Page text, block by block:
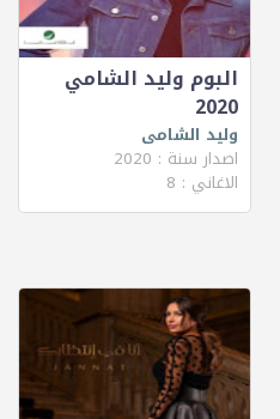
البوم وليد الشامي
2020
وليد الشامى
اصدار سنة : 2020
الاغاني : 8